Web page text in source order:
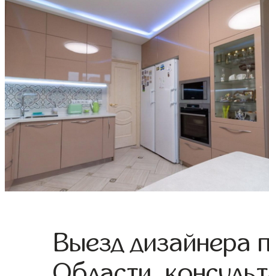
Выезд дизайнера